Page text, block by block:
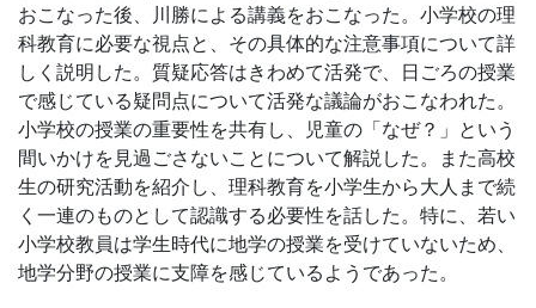
おこなった後、川勝による講義をおこなった。小学校の理
科教育に必要な視点と、その具体的な注意事項について詳
しく説明した。質疑応答はきわめて活発で、日ごろの授業
で感じている疑問点について活発な議論がおこなわれた。
小学校の授業の重要性を共有し、児童の「なぜ？」という
間いかけを見過ごさないことについて解説した。また高校
生の研究活動を紹介し、理科教育を小学生から大人まで続
く一連のものとして認識する必要性を話した。特に、若い
小学校教員は学生時代に地学の授業を受けていないため、
地学分野の授業に支障を感じているようであった。